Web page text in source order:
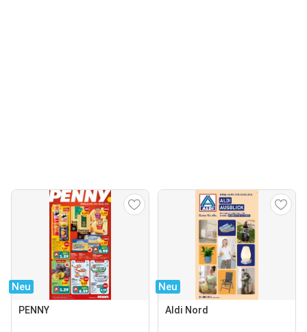
Neu
PENNY
Neu
Aldi Nord